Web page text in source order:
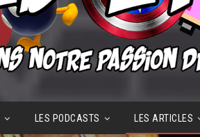
LES PODCASTS LES ARTICLES